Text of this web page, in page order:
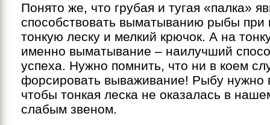
Понято же, что грубая и тугая «палка»
способствовать выматыванию рыбы при
тонкую леску и мелкий крючок. А на
именно выматывание – наилучший
успеха. Нужно помнить, что ни в коем
форсировать вываживание! Рыбу нужно
чтобы тонкая леска не оказалась в
слабым звеном.